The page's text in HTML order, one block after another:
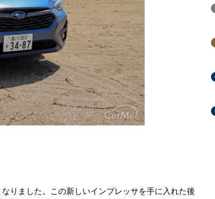
りました。この新しいインプレッサを手に入れた後